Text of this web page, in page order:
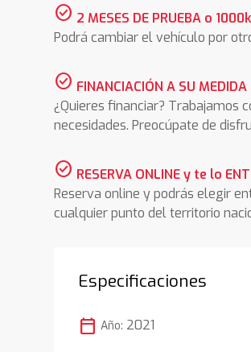
check_circle 2 MESES DE PRUEBA o
Podrá cambiar el vehículo por
check_circle FINANCIACIÓN A SU MEDIDA
¿Quieres financiar? Trabajamos
necesidades. Preocúpate de
check_circle RESERVA ONLINE y te lo
Reserva online y podrás elegir
cualquier punto del territorio
Especificaciones
calendar_today Año: 2021